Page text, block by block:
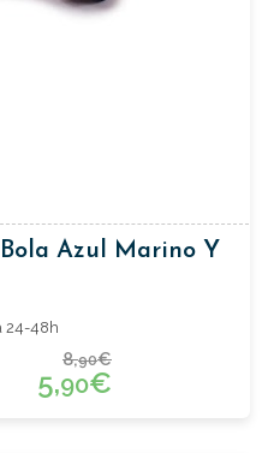
Azul Marino Y
24-48h
8,90€
5,90€